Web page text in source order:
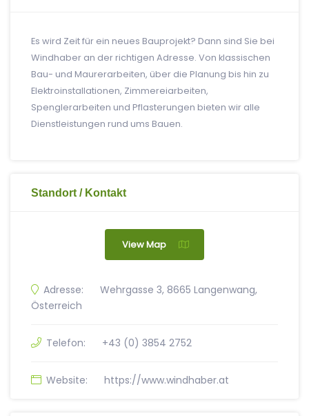
Es wird Zeit für ein neues Bauprojekt? Dann sind Sie bei
Windhaber an der richtigen Adresse. Von klassischen
Bau- und Maurerarbeiten, über die Planung bis hin zu
Elektroinstallationen, Zimmereiarbeiten,
Spenglerarbeiten und Pflasterungen bieten wir alle
Dienstleistungen rund ums Bauen.
Standort / Kontakt
View Map
Adresse:
Wehrgasse 3, 8665 Langenwang,
Österreich
Telefon: +43 (0) 3854 2752
Website: https://www.windhaber.at